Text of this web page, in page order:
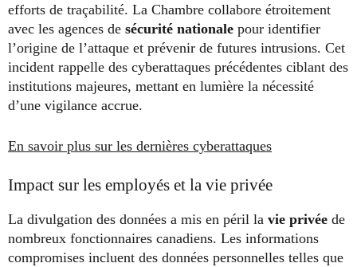
efforts de traçabilité. La Chambre collabore étroitement
avec les agences de sécurité nationale pour identifier
l’origine de l’attaque et prévenir de futures intrusions. Cet
incident rappelle des cyberattaques précédentes ciblant des
institutions majeures, mettant en lumière la nécessité
d’une vigilance accrue.
En savoir plus sur les dernières cyberattaques
Impact sur les employés et la vie privée
La divulgation des données a mis en péril la vie privée de
nombreux fonctionnaires canadiens. Les informations
compromises incluent des données personnelles telles que